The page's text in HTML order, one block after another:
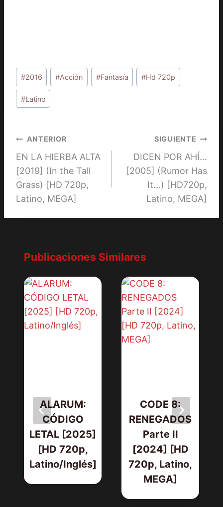
Etiquetas
de
la
#2016 #Acción #Fantasía #Hd 720p
#Latino
Navegación
de
entradas
ANTERIOR
EN LA HIERBA ALTA
[2019] (In the Tall
Grass) [HD 720p,
Latino, MEGA]
SIGUIENTE
DICEN POR AHÍ…
[2005] (Rumor Has
It…) [HD720p,
Latino, MEGA]
Publicaciones Similares
ALARUM:
CÓDIGO
LETAL [2025]
[HD 720p,
Latino/Inglés]
CODE 8:
RENEGADOS
Parte II
[2024] [HD
720p, Latino,
MEGA]